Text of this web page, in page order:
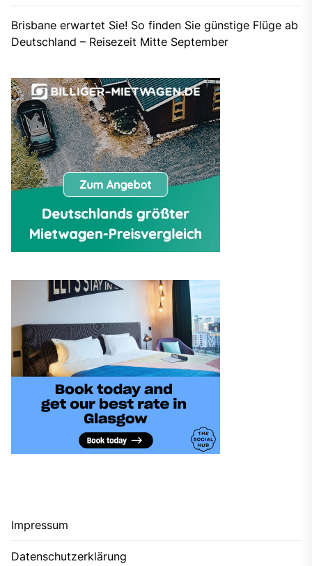
Brisbane erwartet Sie! So finden Sie günstige Flüge ab
Deutschland – Reisezeit Mitte September
Impressum
Datenschutzerklärung